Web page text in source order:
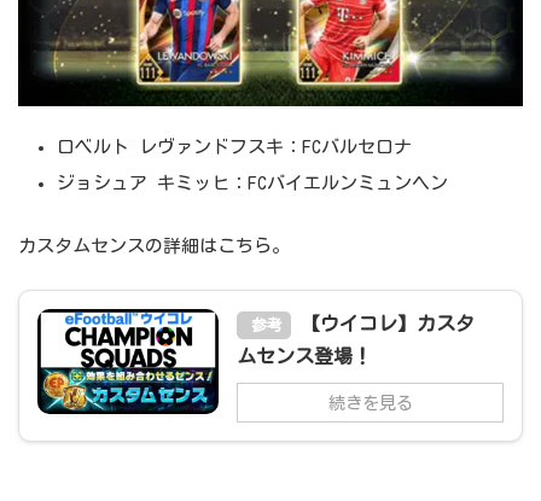
ロベルト レヴァンドフスキ：FCバルセロナ
ジョシュア キミッヒ：FCバイエルンミュンヘン
カスタムセンスの詳細はこちら。
参考
【ウイコレ】カスタ
ムセンス登場！
続きを見る